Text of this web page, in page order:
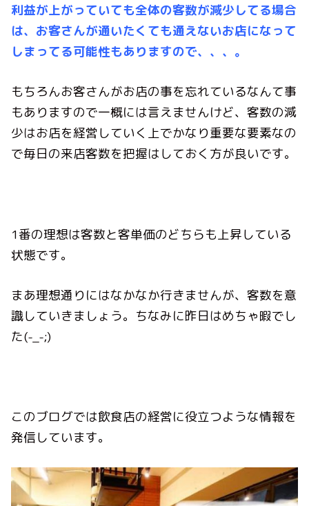
利益が上がっていても全体の客数が減少してる場合
は、お客さんが通いたくても通えないお店になって
しまってる可能性もありますので、、、。
もちろんお客さんがお店の事を忘れているなんて事
もありますので一概には言えませんけど、客数の減
少はお店を経営していく上でかなり重要な要素なの
で毎日の来店客数を把握はしておく方が良いです。
1番の理想は客数と客単価のどちらも上昇している
状態です。
まあ理想通りにはなかなか行きませんが、客数を意
識していきましょう。ちなみに昨日はめちゃ暇でし
た(-_-;)
このブログでは飲食店の経営に役立つような情報を
発信しています。